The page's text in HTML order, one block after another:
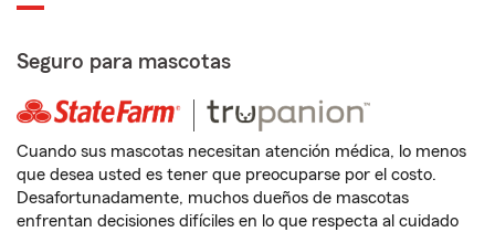
Seguro para mascotas
Cuando sus mascotas necesitan atención médica, lo menos
que desea usted es tener que preocuparse por el costo.
Desafortunadamente, muchos dueños de mascotas
enfrentan decisiones difíciles en lo que respecta al cuidado